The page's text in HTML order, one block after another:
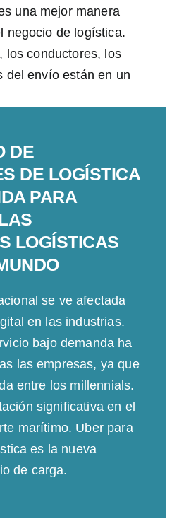
una mejor manera
negocio de logística.
los conductores, los
del envío están en un
DE
DE LOGÍSTICA
PARA
LOGÍSTICAS
se ve afectada
en las industrias.
bajo demanda ha
las empresas, ya que
entre los millennials.
significativa en el
marítimo. Uber para
es la nueva
de carga.